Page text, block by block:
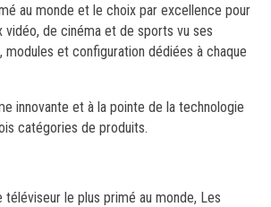
au monde et le choix par excellence pour
vidéo, de cinéma et de sports vu ses
modules et configuration dédiées à chaque
innovante et à la pointe de la technologie
catégories de produits.
le plus primé au monde, Les